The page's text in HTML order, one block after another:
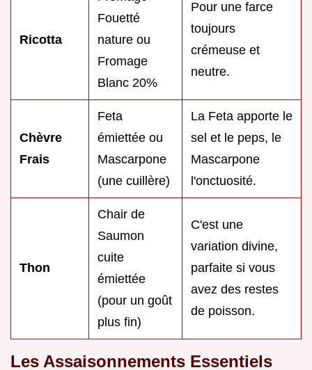
Ricotta
Fouetté
nature ou
Fromage
Blanc 20%
Pour une farce
toujours
crémeuse et
neutre.
Chèvre
Frais
Feta
émiettée ou
Mascarpone
(une cuillère)
La Feta apporte le
sel et le peps, le
Mascarpone
l'onctuosité.
Thon
Chair de
Saumon
cuite
émiettée
(pour un goût
plus fin)
C'est une
variation divine,
parfaite si vous
avez des restes
de poisson.
Les Assaisonnements Essentiels